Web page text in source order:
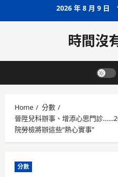
2026 年 8 月 9 日
時間沒
Home
分數
晉陞兒科辦事、增添心思門診
院勞檢將辦這些“熱心實事”
分數